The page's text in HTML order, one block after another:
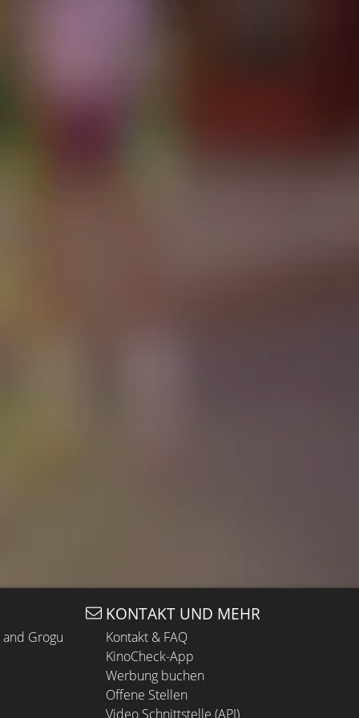
Grogu
KONTAKT UND MEHR
Kontakt & FAQ
KinoCheck-App
Werbung buchen
Offene Stellen
Video Schnittstelle (API)